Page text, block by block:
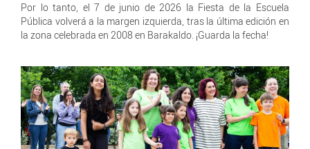
Por lo tanto, el 7 de junio de 2026 la Fiesta de la Escuela
Pública volverá a la margen izquierda, tras la última edición en
la zona celebrada en 2008 en Barakaldo. ¡Guarda la fecha!